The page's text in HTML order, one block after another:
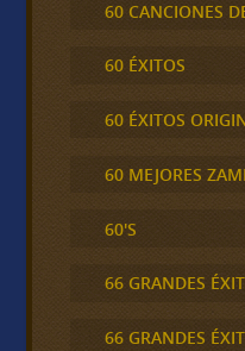
60 CANCIONES
60 ÉXITOS
60 ÉXITOS
60 MEJORES
60'S
66 GRANDES
66 GRANDES